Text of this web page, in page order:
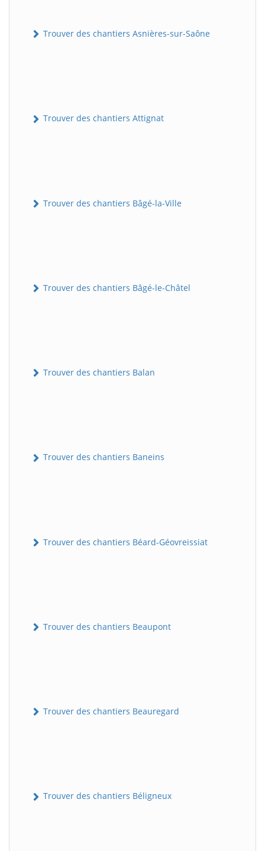
Trouver des chantiers Asnières-sur-Saône
Trouver des chantiers Attignat
Trouver des chantiers Bâgé-la-Ville
Trouver des chantiers Bâgé-le-Châtel
Trouver des chantiers Balan
Trouver des chantiers Baneins
Trouver des chantiers Béard-Géovreissiat
Trouver des chantiers Beaupont
Trouver des chantiers Beauregard
Trouver des chantiers Béligneux